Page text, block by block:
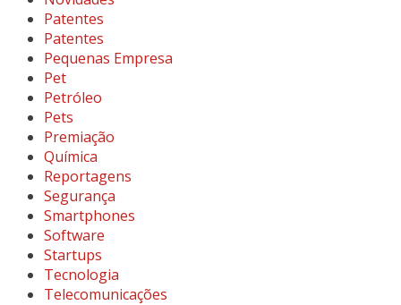
Patentes
Patentes
Pequenas Empresa
Pet
Petróleo
Pets
Premiação
Química
Reportagens
Segurança
Smartphones
Software
Startups
Tecnologia
Telecomunicações